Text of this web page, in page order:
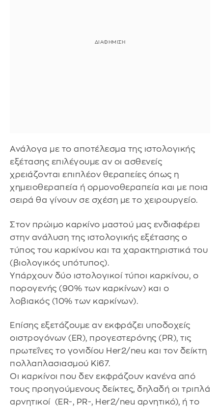
Ανάλογα με το αποτέλεσμα της ιστολογικής
εξέτασης επιλέγουμε αν οι ασθενείς
χρειάζονται επιπλέον θεραπείες όπως η
χημειοθεραπεία ή ορμονοθεραπεία και με ποια
σειρά θα γίνουν σε σχέση με το χειρουργείο.
Στον πρώιμο καρκίνο μαστού μας ενδιαφέρει
στην ανάλυση της ιστολογικής εξέτασης ο
τύπος του καρκίνου και τα χαρακτηριστικά του
(βιολογικός υπότυπος).
Υπάρχουν δύο ιστολογικοί τύποι καρκίνου, ο
πορογενής (90% των καρκίνων) και ο
λοβιακός (10% των καρκίνων).
Επίσης εξετάζουμε αν εκφράζει υποδοχείς
οιστρογόνων (ER), προγεστερόνης (PR), τις
πρωτεΐνες το γονιδίου Her2/neu και τον δείκτη
πολλαπλασιασμού Ki67.
Οι καρκίνοι που δεν εκφράζουν κανένα από
τους προηγούμενους δείκτες, δηλαδή οι τριπλά
αρνητικοί (ER-, PR-, Her2/neu αρνητικό), ή το